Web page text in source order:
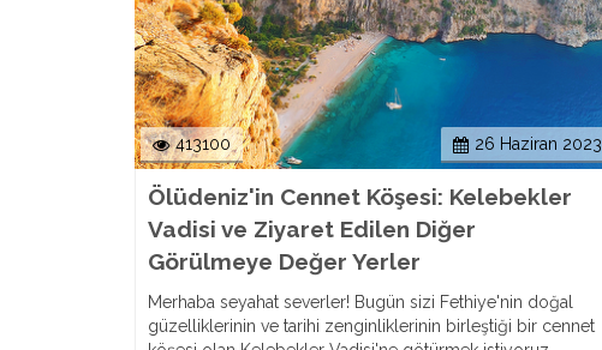
26 Haziran 2023
413100
Ölüdeniz'in Cennet Köşesi: Kelebekler
Vadisi ve Ziyaret Edilen Diğer
Görülmeye Değer Yerler
Merhaba seyahat severler! Bugün sizi Fethiye'nin doğal
güzelliklerinin ve tarihi zenginliklerinin birleştiği bir cennet